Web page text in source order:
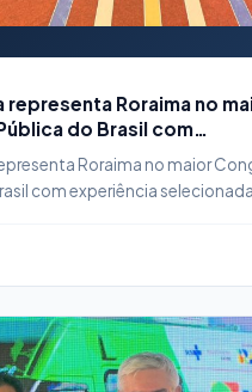
representa Roraima no
do Brasil com…
Roraima no maior
com experiência selecionada